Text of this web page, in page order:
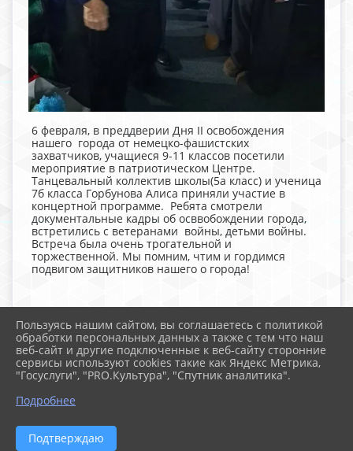
6 февраля, в преддверии Дня II освобождения
нашего города от немецко-фашистских
захватчиков, учащиеся 9-11 классов посетили
мероприятие в патриотическом Центре.
Танцевальный коллектив школы(5а класс) и ученица
7б класса Горбунова Алиса приняли участие в
концертной программе. Ребята смотрели
документальные кадры об осввобождении города,
встретились с ветеранами войны, детьми войны.
Встреча была очень трогательной и
торжественной. Мы помним, чтим и гордимся
подвигом защитников нашего о города!
2026 г. school-105.ru
Вход
Карта сайта
Политика обработки персональных данных
Сделано на KubCMS
Разработка и поддержка
Пользуясь нашим сайтом, вы соглашаетесь с политикой
обработки персональных данных а также с тем что наш
веб-сайт и другие подключенные к веб-сайту сторонние
сервисы используют cookies такие как Яндекс Метрика,
"Госуслуги", "PRO.Культура", "Спутник аналитика".
Подробнее
Подтверждаю